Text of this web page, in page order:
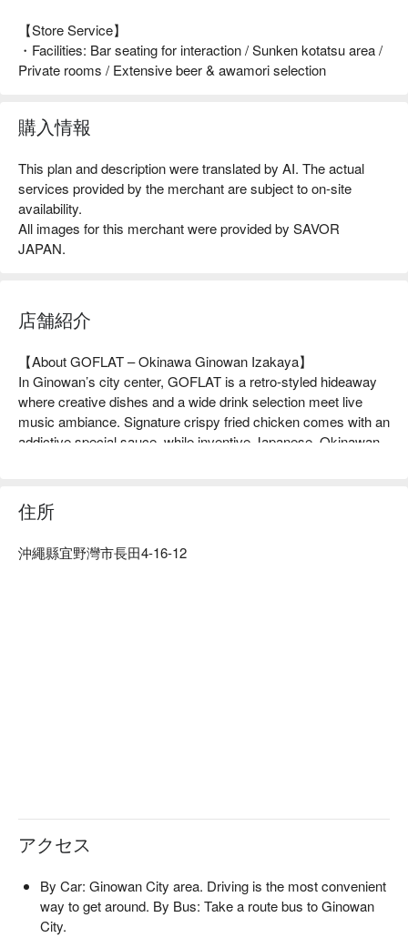
【Store Service】
・Facilities: Bar seating for interaction / Sunken kotatsu area /
Private rooms / Extensive beer & awamori selection
購入情報
This plan and description were translated by AI. The actual
services provided by the merchant are subject to on-site
availability.
All images for this merchant were provided by SAVOR
JAPAN.
店舗紹介
【About GOFLAT – Okinawa Ginowan Izakaya】
In Ginowan’s city center, GOFLAT is a retro-styled hideaway
where creative dishes and a wide drink selection meet live
music ambiance. Signature crispy fried chicken comes with an
addictive special sauce, while inventive Japanese–Okinawan
to for nightlife and relaxed gatherings.
【Signature Dishes】
with house sauce
住所
沖繩縣宜野灣市長田4-16-12
アクセス
By Car: Ginowan City area. Driving is the most convenient
way to get around. By Bus: Take a route bus to Ginowan
City.